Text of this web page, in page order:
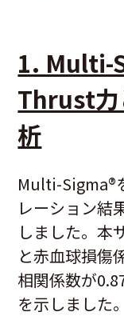
1. Multi-
Thrust力
析
Multi-Sigma®
レーション結
しました。本
と赤血球損傷
相関係数が
を示しました。